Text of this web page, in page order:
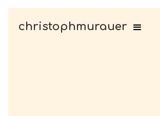
christophmurauer